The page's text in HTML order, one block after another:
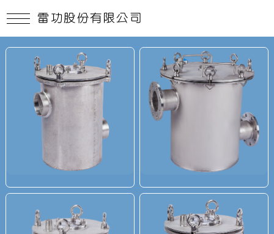
雷功股份有限公司